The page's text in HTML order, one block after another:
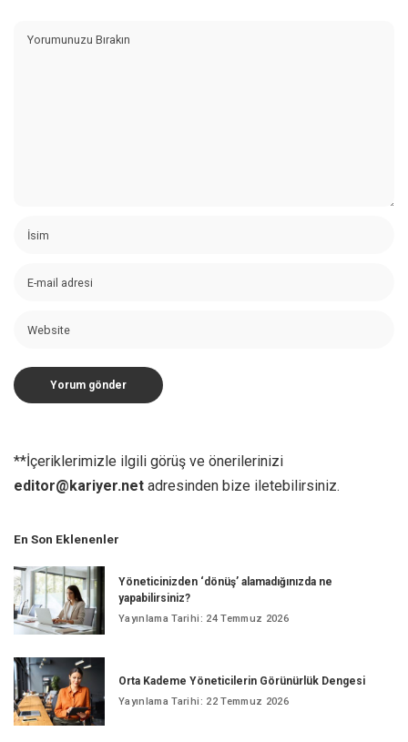
**İçeriklerimizle ilgili görüş ve önerilerinizi
editor@kariyer.net adresinden bize iletebilirsiniz.
En Son Eklenenler
Yöneticinizden ‘dönüş’ alamadığınızda ne
yapabilirsiniz?
Yayınlama Tarihi: 24 Temmuz 2026
Orta Kademe Yöneticilerin Görünürlük Dengesi
Yayınlama Tarihi: 22 Temmuz 2026